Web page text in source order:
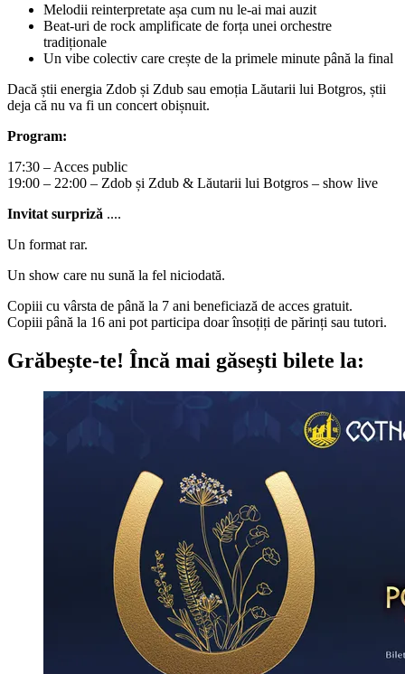
Melodii reinterpretate așa cum nu le-ai mai auzit
Beat-uri de rock amplificate de forța unei orchestre
tradiționale
Un vibe colectiv care crește de la primele minute până la final
Dacă știi energia Zdob și Zdub sau emoția Lăutarii lui Botgros, știi
deja că nu va fi un concert obișnuit.
Program:
17:30 – Acces public
19:00 – 22:00 – Zdob și Zdub & Lăutarii lui Botgros – show live
Invitat surpriză ....
Un format rar.
Un show care nu sună la fel niciodată.
Copiii cu vârsta de până la 7 ani beneficiază de acces gratuit.
Copiii până la 16 ani pot participa doar însoțiți de părinți sau tutori.
Grăbește-te! Încă mai găsești bilete la: